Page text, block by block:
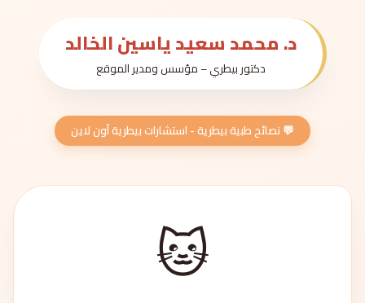
د. محمد سعيد ياسين الخالد
دكتور بيطري – مؤسس ومدير الموقع
💬 نصائح طبية بيطرية - استشارات بيطرية أون لاين
🐱